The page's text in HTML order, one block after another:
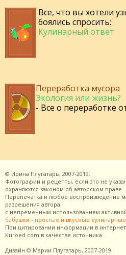
Все, что вы хотели
боялись спросить:
Кулинарный ответ
Переработка мусора
Экология или жизнь?
- Все о переработке
© Ирина Плугатарь, 2007-2019.
Фотографии и рецепты, если это не
охраняются законом об авторском праве.
Перепечатка и любое воспроизведение
разрешения автора
с непременным использованием
бабушки - простые и вкусные
При цитировании информации в
Kuroed.com в качестве источника.
Дизайн © Марии Плугатарь, 2007-2019